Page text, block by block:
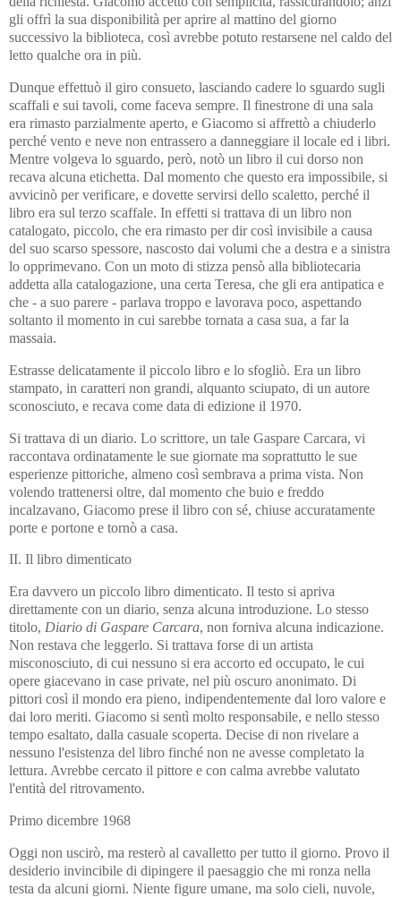
gli offrì la sua disponibilità per aprire al mattino del giorno
successivo la biblioteca, così avrebbe potuto restarsene nel caldo del
letto qualche ora in più.
Dunque effettuò il giro consueto, lasciando cadere lo sguardo sugli
scaffali e sui tavoli, come faceva sempre. Il finestrone di una sala
era rimasto parzialmente aperto, e Giacomo si affrettò a chiuderlo
perché vento e neve non entrassero a danneggiare il locale ed i libri.
Mentre volgeva lo sguardo, però, notò un libro il cui dorso non
recava alcuna etichetta. Dal momento che questo era impossibile, si
avvicinò per verificare, e dovette servirsi dello scaletto, perché il
libro era sul terzo scaffale. In effetti si trattava di un libro non
catalogato, piccolo, che era rimasto per dir così invisibile a causa
del suo scarso spessore, nascosto dai volumi che a destra e a sinistra
lo opprimevano. Con un moto di stizza pensò alla bibliotecaria
addetta alla catalogazione, una certa Teresa, che gli era antipatica e
che - a suo parere - parlava troppo e lavorava poco, aspettando
soltanto il momento in cui sarebbe tornata a casa sua, a far la
massaia.
Estrasse delicatamente il piccolo libro e lo sfogliò. Era un libro
stampato, in caratteri non grandi, alquanto sciupato, di un autore
sconosciuto, e recava come data di edizione il 1970.
Si trattava di un diario. Lo scrittore, un tale Gaspare Carcara, vi
raccontava ordinatamente le sue giornate ma soprattutto le sue
esperienze pittoriche, almeno così sembrava a prima vista. Non
volendo trattenersi oltre, dal momento che buio e freddo
incalzavano, Giacomo prese il libro con sé, chiuse accuratamente
porte e portone e tornò a casa.
II. Il libro dimenticato
Era davvero un piccolo libro dimenticato. Il testo si apriva
direttamente con un diario, senza alcuna introduzione. Lo stesso
titolo, Diario di Gaspare Carcara, non forniva alcuna indicazione.
Non restava che leggerlo. Si trattava forse di un artista
misconosciuto, di cui nessuno si era accorto ed occupato, le cui
opere giacevano in case private, nel più oscuro anonimato. Di
pittori così il mondo era pieno, indipendentemente dal loro valore e
dai loro meriti. Giacomo si sentì molto responsabile, e nello stesso
tempo esaltato, dalla casuale scoperta. Decise di non rivelare a
nessuno l'esistenza del libro finché non ne avesse completato la
lettura. Avrebbe cercato il pittore e con calma avrebbe valutato
l'entità del ritrovamento.
Primo dicembre 1968
Oggi non uscirò, ma resterò al cavalletto per tutto il giorno. Provo il
desiderio invincibile di dipingere il paesaggio che mi ronza nella
testa da alcuni giorni. Niente figure umane, ma solo cieli, nuvole,